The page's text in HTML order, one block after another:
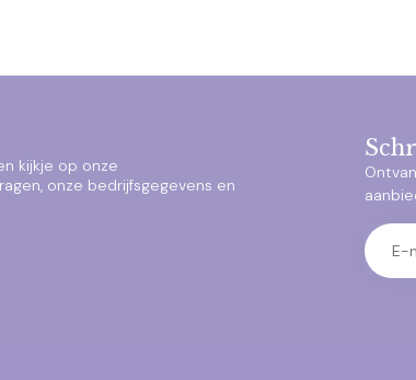
kijkje op onze
onze bedrijfsgegevens en